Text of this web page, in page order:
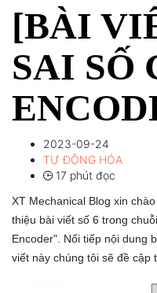
[BÀI
SAI SỐ
2023-09-24
TỰ ĐỘNG HÓA
17 phút đọc
XT Mechanical Blog xin
thiệu bài viết số 6 trong
Encoder". Nối tiếp nội dung
viết này chúng tôi sẽ đề cập